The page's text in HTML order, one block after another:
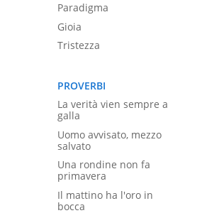
Paradigma
Gioia
Tristezza
PROVERBI
La verità vien sempre a
galla
Uomo avvisato, mezzo
salvato
Una rondine non fa
primavera
Il mattino ha l'oro in
bocca